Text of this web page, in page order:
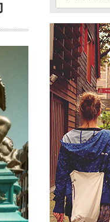
共和国
ウズベキスタン
シンガポール
タイ
バングラデシュ
フィジー共和国
ベトナム
マレーシア
モルディブ共和
中国
韓国
記事
記事
MOST
記事が見つ
記事が見つ
MOST
記事が見つか
PICKUP
せんでした
ARTICLE
ませんでした
りませんでした
ARTICLE
りませんでし
ARTICLE
見つかりませ
VIEWED
見つかりませ
PICKUP
かりませんで
かりませんで
ARTICLE
が見つかりま
MOST VIEWED
が見つかりま
PICKUP
でした
でした